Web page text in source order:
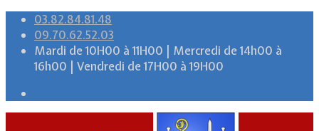
03.82.84.81.48
09.70.62.52.03
Mardi de 10H00 à 11H00 | Mercredi de 14h00 à
16h00 | Vendredi de 17H00 à 19H00